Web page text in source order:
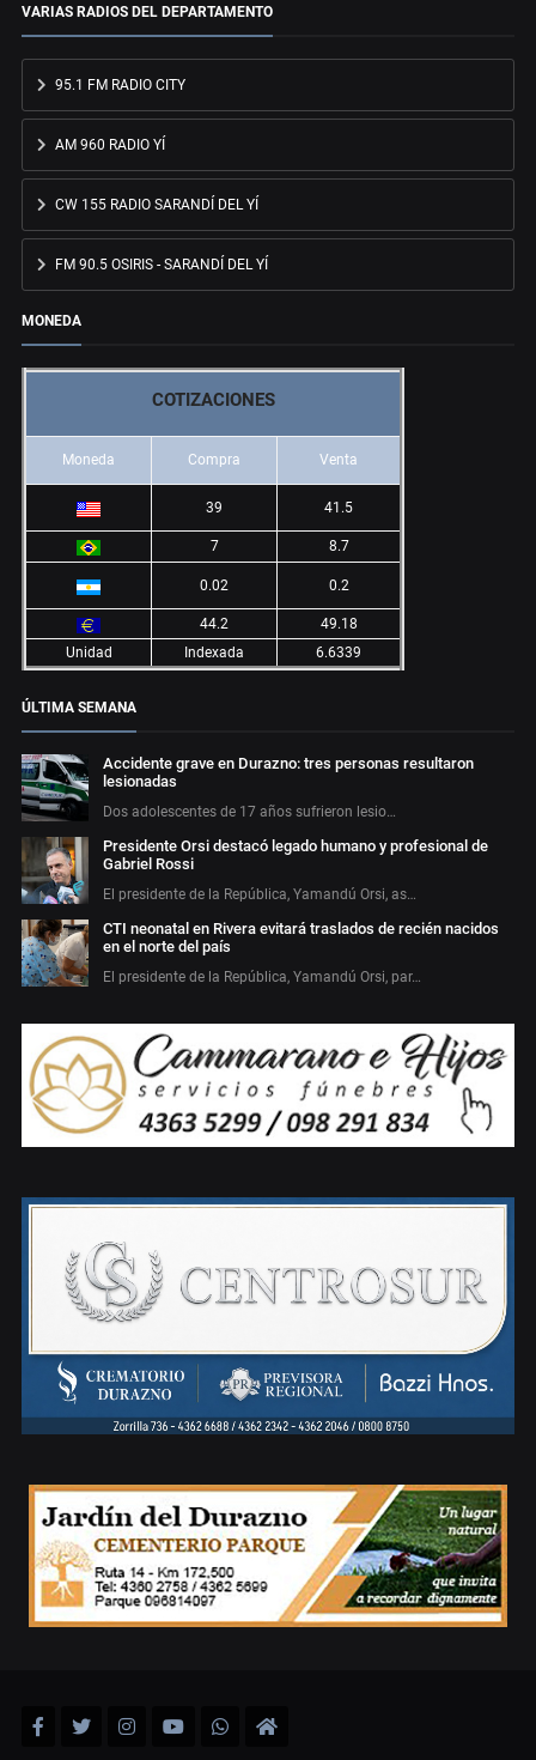
VARIAS RADIOS DEL DEPARTAMENTO
95.1 FM RADIO CITY
AM 960 RADIO YÍ
CW 155 RADIO SARANDÍ DEL YÍ
FM 90.5 OSIRIS - SARANDÍ DEL YÍ
MONEDA
COTIZACIONES
Moneda Compra Venta
39 41.5
7 8.7
0.02 0.2
44.2
49.18
Unidad
Indexada 6.6339
ÚLTIMA SEMANA
Accidente grave en Durazno: tres personas resultaron
lesionadas
Dos adolescentes de 17 años sufrieron lesio…
Presidente Orsi destacó legado humano y profesional de
Gabriel Rossi
El presidente de la República, Yamandú Orsi, as…
CTI neonatal en Rivera evitará traslados de recién nacidos
en el norte del país
El presidente de la República, Yamandú Orsi, par…